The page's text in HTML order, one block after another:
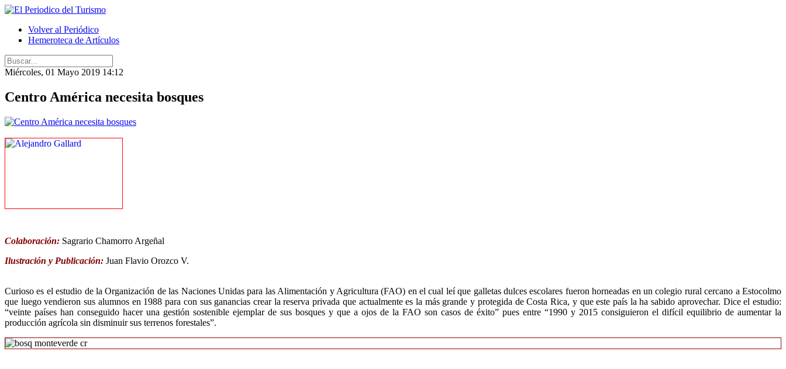
Volver al Periódico
Hemeroteca de Artículos
Miércoles, 01 Mayo 2019 14:12
Centro América necesita bosques
Colaboración: Sagrario Chamorro Argeñal
Ilustración y Publicación: Juan Flavio Orozco V.
Curioso es el estudio de la Organización de las Naciones Unidas para las Alimentación y Agricultura (FAO) en el cual leí que galletas dulces escolares fueron horneadas en un colegio rural cercano a Estocolmo
que luego vendieron sus alumnos en 1988 para con sus ganancias crear la reserva privada que actualmente es la más grande y protegida de Costa Rica, y que este país la ha sabido aprovechar. Dice el estudio:
“veinte países han conseguido hacer una gestión sostenible ejemplar de sus bosques y que a ojos de la FAO son casos de éxito” pues entre “1990 y 2015 consiguieron el difícil equilibrio de aumentar la
producción agrícola sin disminuir sus terrenos forestales”.